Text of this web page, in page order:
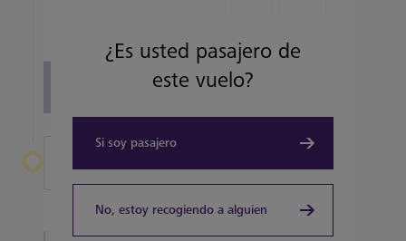
View all terminal 5 Restaurants
Terminal 5
¿Es usted pasajero de
este vuelo?
Si soy pasajero
No, estoy recogiendo a alguien